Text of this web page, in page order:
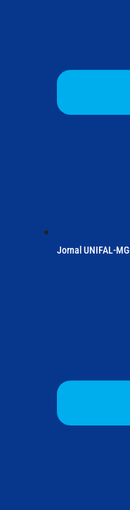
Jornal UNIFAL-MG